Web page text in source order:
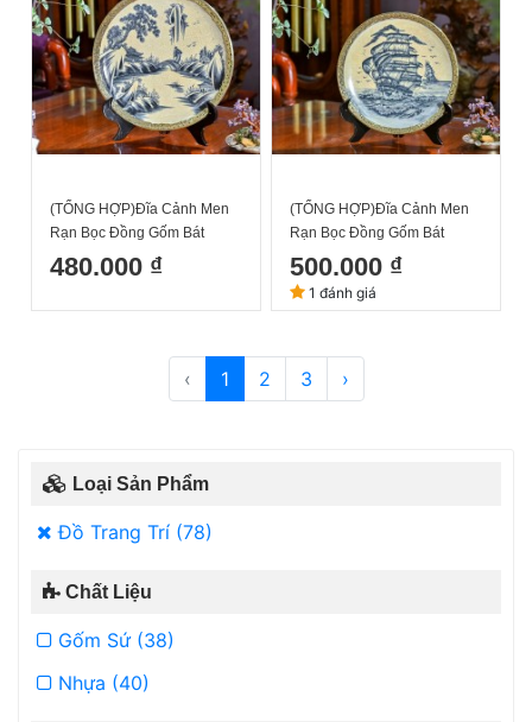
Loại Sản Phẩm
Đồ Trang Trí (78)
Chất Liệu
Gốm Sứ (38)
Nhựa (40)
(TỔNG HỢP)Đĩa Cảnh Men
Rạn Bọc Đồng Gốm Bát
Tràng Cao Cấp- Trang Trí
Phòng Khách/ Món Quà Sang
480.000 ₫
(TỔNG HỢP)Đĩa Cảnh Men
Rạn Bọc Đồng Gốm Bát
Tràng Cao Cấp- Trang Trí
Phòng Khách/ Món Quà Sang
Trọng Tinh Tế Tuyển Chọn
500.000 ₫
1 đánh giá
‹ 1 2 3 ›